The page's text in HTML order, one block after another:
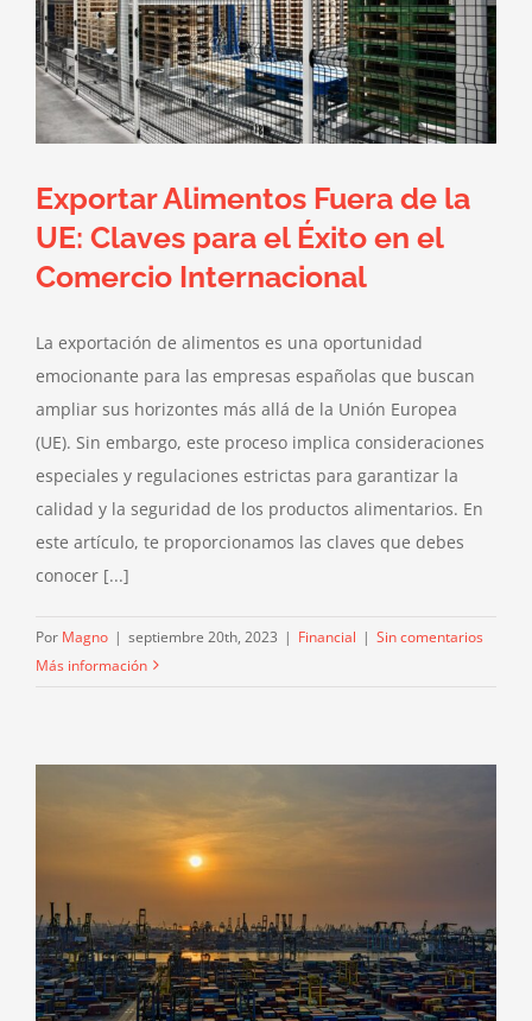
Exportar Alimentos Fuera de la
UE: Claves para el Éxito en el
Comercio Internacional
La exportación de alimentos es una oportunidad
emocionante para las empresas españolas que buscan
ampliar sus horizontes más allá de la Unión Europea
(UE). Sin embargo, este proceso implica consideraciones
especiales y regulaciones estrictas para garantizar la
calidad y la seguridad de los productos alimentarios. En
este artículo, te proporcionamos las claves que debes
conocer [...]
Por Magno | septiembre 20th, 2023 | Financial | Sin comentarios
Más información